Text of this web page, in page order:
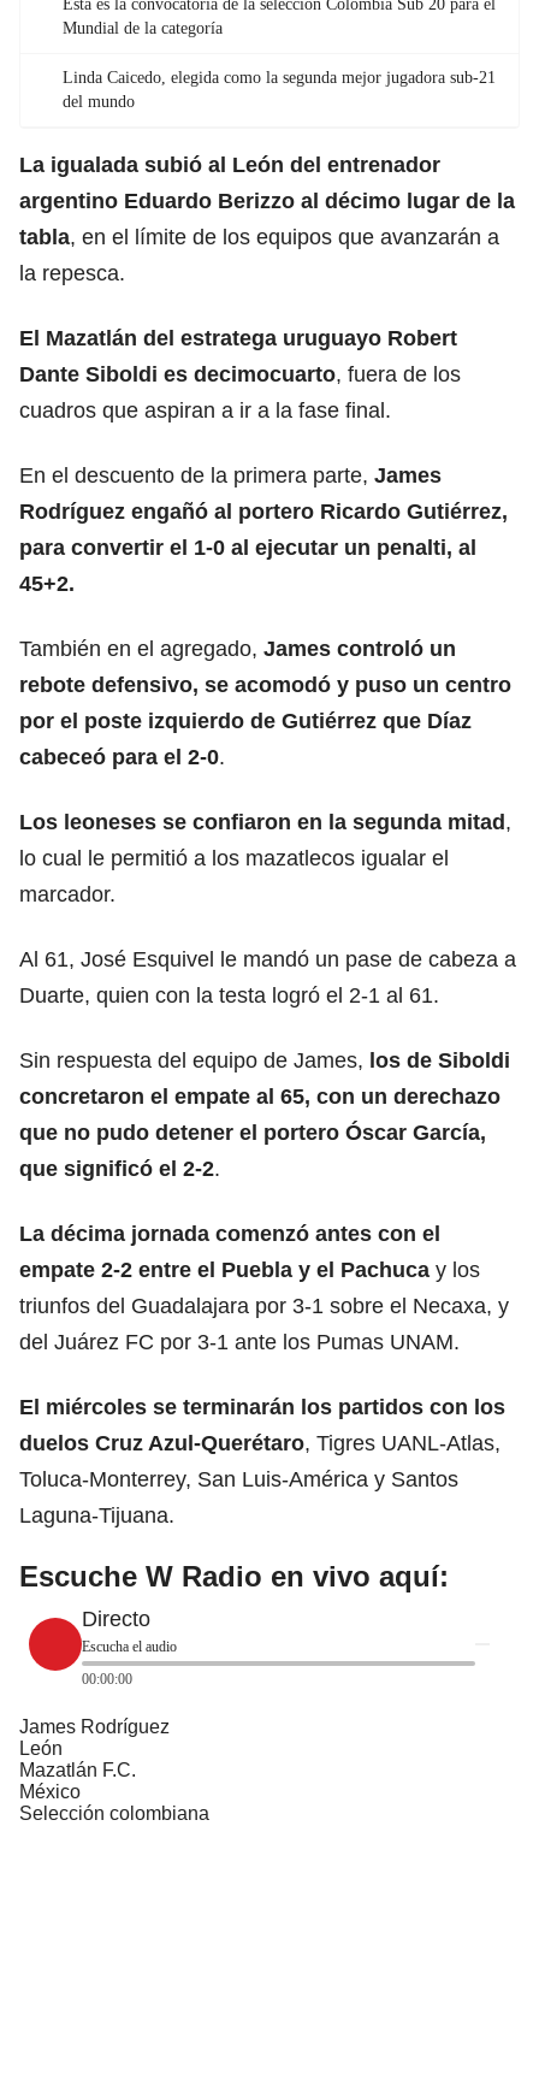
Esta es la convocatoria de la selección Colombia Sub 20 para el
Mundial de la categoría
Linda Caicedo, elegida como la segunda mejor jugadora sub-21
del mundo
La igualada subió al León del entrenador
argentino Eduardo Berizzo al décimo lugar de la
tabla, en el límite de los equipos que avanzarán a
la repesca.
El Mazatlán del estratega uruguayo Robert
Dante Siboldi es decimocuarto, fuera de los
cuadros que aspiran a ir a la fase final.
En el descuento de la primera parte, James
Rodríguez engañó al portero Ricardo Gutiérrez,
para convertir el 1-0 al ejecutar un penalti, al
45+2.
También en el agregado, James controló un
rebote defensivo, se acomodó y puso un centro
por el poste izquierdo de Gutiérrez que Díaz
cabeceó para el 2-0.
Los leoneses se confiaron en la segunda mitad,
lo cual le permitió a los mazatlecos igualar el
marcador.
Al 61, José Esquivel le mandó un pase de cabeza a
Duarte, quien con la testa logró el 2-1 al 61.
Sin respuesta del equipo de James, los de Siboldi
concretaron el empate al 65, con un derechazo
que no pudo detener el portero Óscar García,
que significó el 2-2.
La décima jornada comenzó antes con el
empate 2-2 entre el Puebla y el Pachuca y los
triunfos del Guadalajara por 3-1 sobre el Necaxa, y
del Juárez FC por 3-1 ante los Pumas UNAM.
El miércoles se terminarán los partidos con los
duelos Cruz Azul-Querétaro, Tigres UANL-Atlas,
Toluca-Monterrey, San Luis-América y Santos
Laguna-Tijuana.
Escuche W Radio en vivo aquí:
Directo
Escucha el audio
00:00:00
James Rodríguez
León
Mazatlán F.C.
México
Selección colombiana